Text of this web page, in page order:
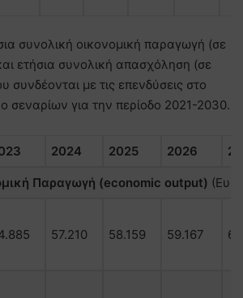
συνολική οικονομική παραγωγή (σε
ετήσια συνολική απασχόληση (σε
συνδέονται με τις επενδύσεις στο
σεναρίων για την περίοδο 2021-2030.
2024 2025 2026
Παραγωγή (economic output)
57.210 58.159 59.167